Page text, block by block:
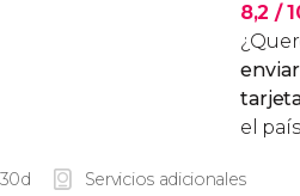
8,2 /
el
Servicios adicionales